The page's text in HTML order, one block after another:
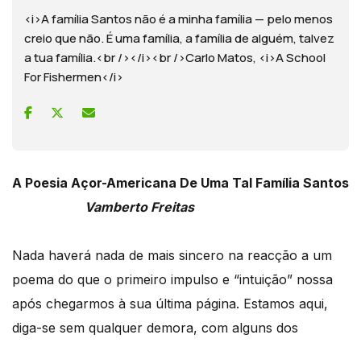
<i>A família Santos não é a minha família — pelo menos
creio que não. É uma família, a família de alguém, talvez
a tua família.<br /></i><br />Carlo Matos, <i>A School
For Fishermen</i>
A Poesia Açor-Americana De Uma Tal Família Santos
Vamberto Freitas
Nada haverá nada de mais sincero na reacção a um
poema do que o primeiro impulso e “intuição” nossa
após chegarmos à sua última página. Estamos aqui,
diga-se sem qualquer demora, com alguns dos